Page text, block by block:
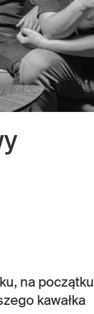
na początku
kawałka